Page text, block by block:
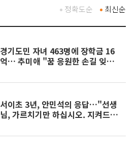
최신순
정확도순
경기도민 자녀 463명에 장학금 16
억… 추미애 "꿈 응원한 손길 잊지
서이초 3년, 안민석의 응답…"선생
님, 가르치기만 하십시오. 지켜드리